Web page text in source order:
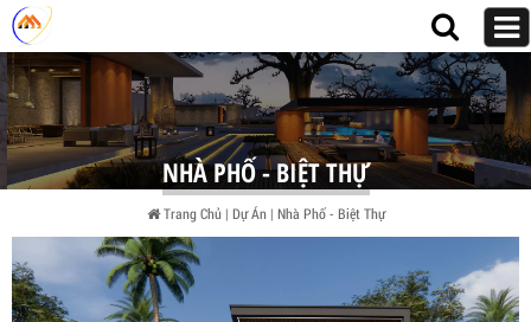
NHÀ PHỐ - BIỆT THỰ
Trang Chủ| Dự Án| Nhà Phố - Biệt Thự